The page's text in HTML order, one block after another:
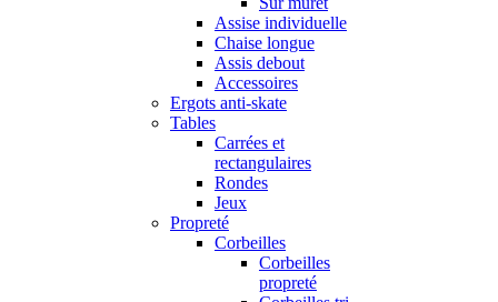
Assise individuelle
Chaise longue
Assis debout
Accessoires
Ergots anti-skate
Tables
Carrées et
rectangulaires
Rondes
Jeux
Propreté
Corbeilles
Corbeilles
propreté